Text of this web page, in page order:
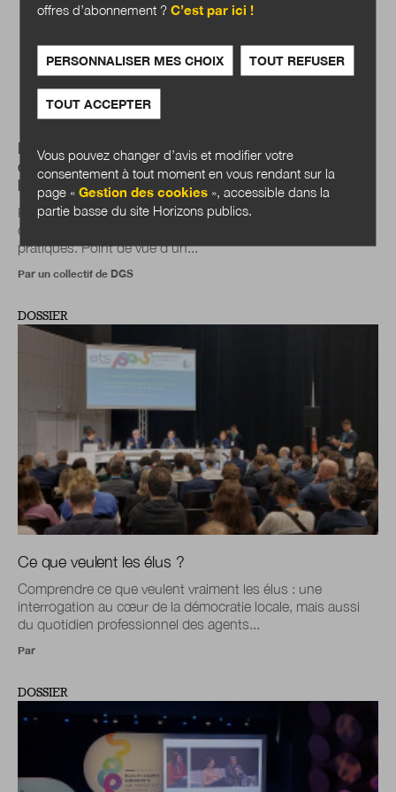
Les transitions sociales et environnementales au sein
des collectivités : quels enjeux de transformation pour
les administrations ?
Face aux limites planétaires dépassées et à des inégalités
qui se creusent, les administrations doivent revoir leurs
pratiques. Point de vue d’un...
Par un collectif de DGS
DOSSIER
Ce que veulent les élus ?
Comprendre ce que veulent vraiment les élus : une
interrogation au cœur de la démocratie locale, mais aussi
du quotidien professionnel des agents...
Par
DOSSIER
offres d’abonnement ?C’est par ici !
PERSONNALISER MES CHOIX TOUT REFUSER
TOUT ACCEPTER
Vous pouvez changer d’avis et modifier votre
consentement à tout moment en vous rendant sur la
page «Gestion des cookies », accessible dans la
partie basse du site Horizons publics.